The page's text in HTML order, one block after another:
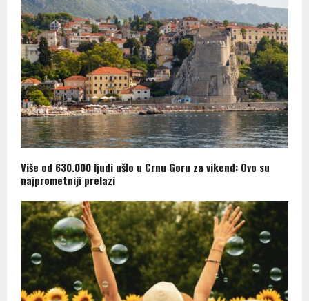
Više od 630.000 ljudi ušlo u Crnu Goru za vikend: Ovo su
najprometniji prelazi